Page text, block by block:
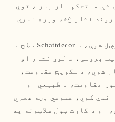
شي مستحکم بار بار ، قوي
سطح د Schattdecor وینیر سټیکرونو سره پوښل شوې، د
پروسې، د لوړ فشار او
شوي، د سکریچ مقاومت،
مقاومت، د طبیعي او
کوي، عمومي بڼه عصري
او د کارت ټول سلاټونه په